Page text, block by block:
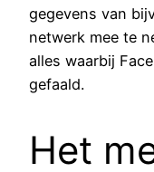
gegevens van
netwerk mee te
alles waarbij
gefaald.
Het